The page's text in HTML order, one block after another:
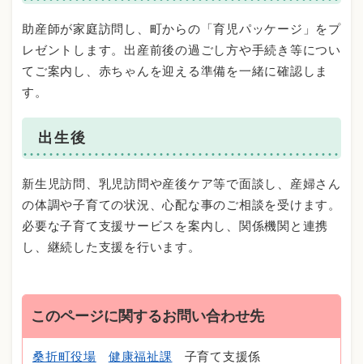
助産師が家庭訪問し、町からの「育児パッケージ」をプ
レゼントします。出産前後の過ごし方や手続き等につい
てご案内し、赤ちゃんを迎える準備を一緒に確認しま
す。
出生後
新生児訪問、乳児訪問や産後ケア等で面談し、産婦さん
の体調や子育ての状況、心配な事のご相談を受けます。
必要な子育て支援サービスを案内し、関係機関と連携
し、継続した支援を行います。
このページに関するお問い合わせ先
桑折町役場 健康福祉課 子育て支援係